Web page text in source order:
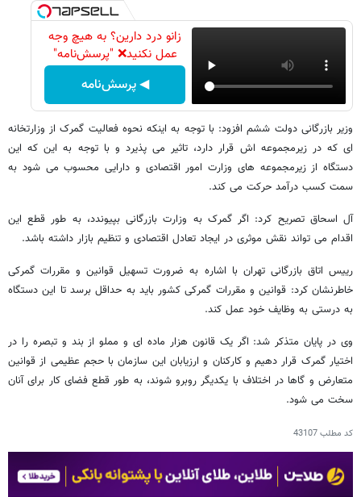
زانو درد دارین؟ به هیچ وجه
عمل نکنید❌ "پرسش‌نامه"
◀ پرسش‌نامه
وزیر بازرگانی دولت ششم افزود: با توجه به اینکه نحوه فعالیت گمرک از وزارتخانه
ای که در زیرمجموعه اش قرار دارد، تاثیر می پذیرد و با توجه به این که این
دستگاه از زیرمجموعه های وزارت امور اقتصادی و دارایی محسوب می شود به
سمت کسب درآمد حرکت می کند.
آل اسحاق تصریح کرد: اگر گمرک به وزارت بازرگانی بپیوندد، به طور قطع این
اقدام می تواند نقش موثری در ایجاد تعادل اقتصادی و تنظیم بازار داشته باشد.
رییس اتاق بازرگانی تهران با اشاره به ضرورت تسهیل قوانین و مقررات گمرکی
خاطرنشان کرد: قوانین و مقررات گمرکی کشور باید به حداقل برسد تا این دستگاه
به درستی به وظایف خود عمل کند.
وی در پایان متذکر شد: اگر یک قانون هزار ماده ای و مملو از بند و تبصره را در
اختیار گمرک قرار دهیم و کارکنان و ارزیابان این سازمان با حجم عظیمی از قوانین
متعارض و گاها در اختلاف با یکدیگر روبرو شوند، به طور قطع فضای کار برای آنان
سخت می شود.
کد مطلب43107